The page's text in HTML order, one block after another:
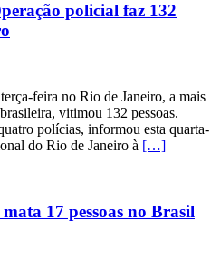
policial faz 132
feira no Rio de Janeiro, a mais
vitimou 132 pessoas.
polícias, informou esta quarta-
do Rio de Janeiro à […]
17 pessoas no Brasil